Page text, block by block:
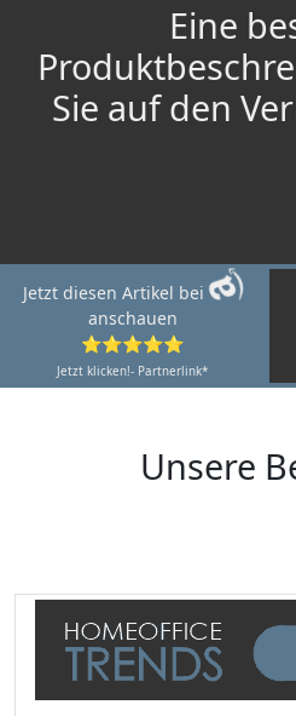
Eine
Sie auf den
Jetzt diesen Artikel bei
anschauen
⭐⭐⭐⭐⭐
Jetzt klicken!- Partnerlink*
Unsere